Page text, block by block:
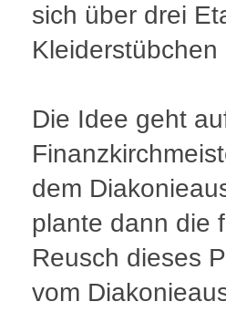
sich über drei
Kleiderstübchen
Die Idee geht
dem
plante dann die
Reusch dieses
vom